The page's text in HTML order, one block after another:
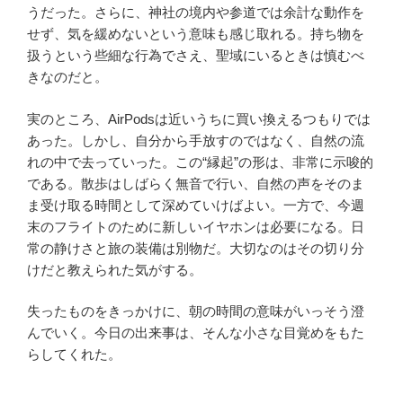
うだった。さらに、神社の境内や参道では余計な動作を
せず、気を緩めないという意味も感じ取れる。持ち物を
扱うという些細な行為でさえ、聖域にいるときは慎むべ
きなのだと。
実のところ、AirPodsは近いうちに買い換えるつもりでは
あった。しかし、自分から手放すのではなく、自然の流
れの中で去っていった。この“縁起”の形は、非常に示唆的
である。散歩はしばらく無音で行い、自然の声をそのま
ま受け取る時間として深めていけばよい。一方で、今週
末のフライトのために新しいイヤホンは必要になる。日
常の静けさと旅の装備は別物だ。大切なのはその切り分
けだと教えられた気がする。
失ったものをきっかけに、朝の時間の意味がいっそう澄
んでいく。今日の出来事は、そんな小さな目覚めをもた
らしてくれた。